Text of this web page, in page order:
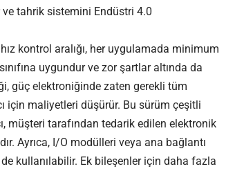
tahrik sistemini Endüstri 4.0
kontrol aralığı, her uygulamada minimum
uygundur ve zor şartlar altında da
güç elektroniğinde zaten gerekli tüm
için maliyetleri düşürür. Bu sürüm çeşitli
müşteri tarafından tedarik edilen elektronik
Ayrıca, I/O modülleri veya ana bağlantı
kullanılabilir. Ek bileşenler için daha fazla